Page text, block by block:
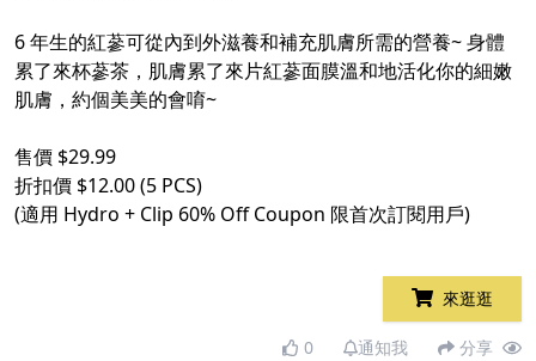
6 年生的紅蔘可從內到外滋養和補充肌膚所需的營養~ 身體
累了來杯蔘茶，肌膚累了來片紅蔘面膜溫和地活化你的細嫩
肌膚，約個美美的會唷~​
售價 $29.99​
折扣價 $12.00 (5 PCS)​
(適用 Hydro + Clip 60% Off Coupon 限首次訂閱用戶) ​
來逛逛
0 通知我 分享